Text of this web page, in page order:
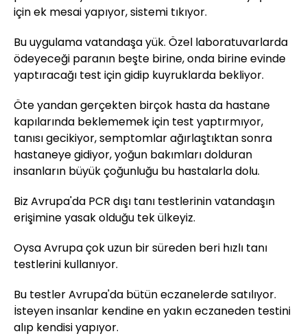
için ek mesai yapıyor, sistemi tıkıyor.
Bu uygulama vatandaşa yük. Özel laboratuvarlarda
ödeyeceği paranın beşte birine, onda birine evinde
yaptıracağı test için gidip kuyruklarda bekliyor.
Öte yandan gerçekten birçok hasta da hastane
kapılarında beklememek için test yaptırmıyor,
tanısı gecikiyor, semptomlar ağırlaştıktan sonra
hastaneye gidiyor, yoğun bakımları dolduran
insanların büyük çoğunluğu bu hastalarla dolu.
Biz Avrupa'da PCR dışı tanı testlerinin vatandaşın
erişimine yasak olduğu tek ülkeyiz.
Oysa Avrupa çok uzun bir süreden beri hızlı tanı
testlerini kullanıyor.
Bu testler Avrupa'da bütün eczanelerde satılıyor.
İsteyen insanlar kendine en yakın eczaneden testini
alıp kendisi yapıyor.